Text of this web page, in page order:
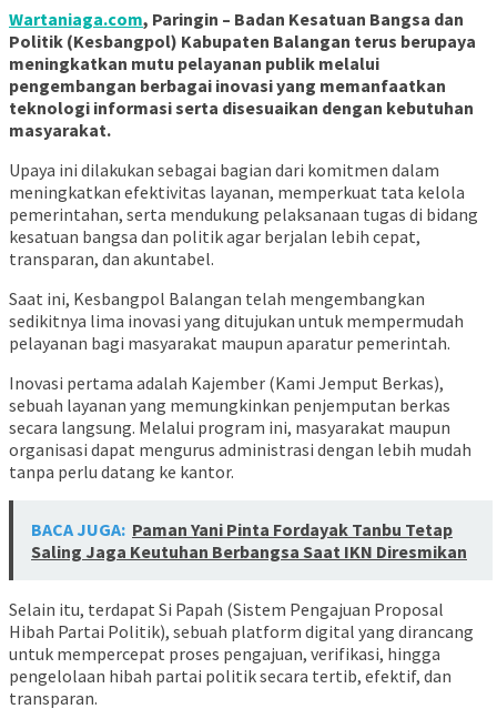
Wartaniaga.com, Paringin – Badan Kesatuan Bangsa dan
Politik (Kesbangpol) Kabupaten Balangan terus berupaya
meningkatkan mutu pelayanan publik melalui
pengembangan berbagai inovasi yang memanfaatkan
teknologi informasi serta disesuaikan dengan kebutuhan
masyarakat.
Upaya ini dilakukan sebagai bagian dari komitmen dalam
meningkatkan efektivitas layanan, memperkuat tata kelola
pemerintahan, serta mendukung pelaksanaan tugas di bidang
kesatuan bangsa dan politik agar berjalan lebih cepat,
transparan, dan akuntabel.
Saat ini, Kesbangpol Balangan telah mengembangkan
sedikitnya lima inovasi yang ditujukan untuk mempermudah
pelayanan bagi masyarakat maupun aparatur pemerintah.
Inovasi pertama adalah Kajember (Kami Jemput Berkas),
sebuah layanan yang memungkinkan penjemputan berkas
secara langsung. Melalui program ini, masyarakat maupun
organisasi dapat mengurus administrasi dengan lebih mudah
tanpa perlu datang ke kantor.
BACA JUGA: Paman Yani Pinta Fordayak Tanbu Tetap
Saling Jaga Keutuhan Berbangsa Saat IKN Diresmikan
Selain itu, terdapat Si Papah (Sistem Pengajuan Proposal
Hibah Partai Politik), sebuah platform digital yang dirancang
untuk mempercepat proses pengajuan, verifikasi, hingga
pengelolaan hibah partai politik secara tertib, efektif, dan
transparan.